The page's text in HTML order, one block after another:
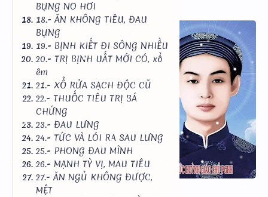
RTL Mode
Kiểm Tra URL
Tốc Độ Trang
33 TOA THUỐC GIA
TRUYỀN MÀ ĐỨC THẦY
ĐÃ GIAO CHO ANH EM
TÍN-ĐỒ Ở BẠC-LIÊU HỒI
THÁNG 6 DL.1945,
TRONG LÚC NGÀI ĐI
KHUYẾN NÔNG.
BỤNG NO HƠI
18.- ĂN KHÔNG TIÊU, ĐAU
BỤNG
19.- BỊNH KIẾT ĐI SÔNG NHIỀU
20.- TRỊ BỊNH UẤT MỚI CÓ, xổ
êm
21.- XỔ RỬA SẠCH ĐỘC CŨ
22.- THUỐC TIÊU TRỊ BÁ
CHỨNG
23.- ĐAU LƯNG
24.- TỨC VÀ LÓI RA SAU LƯNG
25.- PHONG ĐAU MÌNH
26.- MẠNH TỲ VỊ, MAU TIÊU
27.- ĂN NGỦ KHÔNG ĐƯỢC,
MỆT